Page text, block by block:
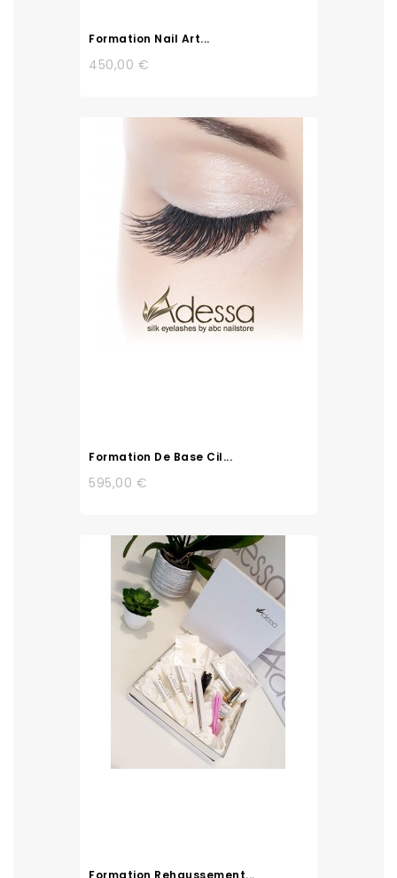
Formation Nail Art...
450,00 €
Formation De Base Cil...
595,00 €